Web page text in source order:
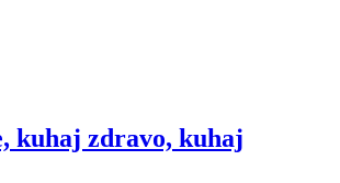
kuhaj zdravo, kuhaj